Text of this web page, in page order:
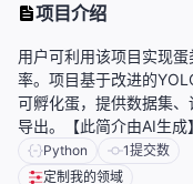
项目介绍
用户可利用该项目实现
率。项目基于改进的
可孵化蛋，提供数据集
导出。【此简介由AI生成】
Python 1提交数
定制我的领域